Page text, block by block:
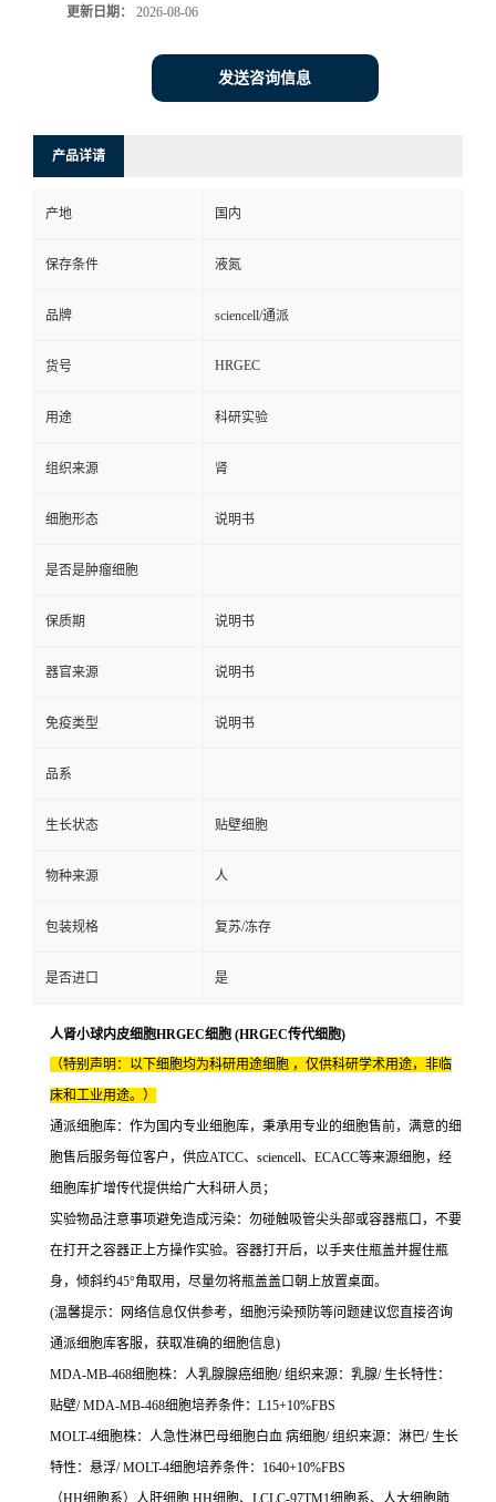
更新日期： 2026-08-06
发送咨询信息
产品详请
产地 国内
保存条件 液氮
品牌 sciencell/通派
货号 HRGEC
用途 科研实验
组织来源 肾
细胞形态 说明书
是否是肿瘤细胞
保质期 说明书
器官来源 说明书
免疫类型 说明书
品系
生长状态 贴壁细胞
物种来源 人
包装规格 复苏/冻存
是否进口 是
人肾小球内皮细胞HRGEC细胞 (HRGEC传代细胞)
（特别声明：以下细胞均为科研用途细胞 ，仅供科研学术用途，非临
床和工业用途。）
通派细胞库：作为国内专业细胞库，秉承用专业的细胞售前，满意的细
胞售后服务每位客户，供应ATCC、sciencell、ECACC等来源细胞，经
细胞库扩增传代提供给广大科研人员；
实验物品注意事项避免造成污染：勿碰触吸管尖头部或容器瓶口，不要
在打开之容器正上方操作实验。容器打开后，以手夹住瓶盖并握住瓶
身，倾斜约45°角取用，尽量勿将瓶盖盖口朝上放置桌面。
(温馨提示：网络信息仅供参考，细胞污染预防等问题建议您直接咨询
通派细胞库客服，获取准确的细胞信息)
MDA-MB-468细胞株：人乳腺腺癌细胞/ 组织来源：乳腺/ 生长特性：
贴壁/ MDA-MB-468细胞培养条件：L15+10%FBS
MOLT-4细胞株：人急性淋巴母细胞白血 病细胞/ 组织来源：淋巴/ 生长
特性：悬浮/ MOLT-4细胞培养条件：1640+10%FBS
（HH细胞系）人肝细胞 HH细胞、LCLC-97TM1细胞系、人大细胞肺